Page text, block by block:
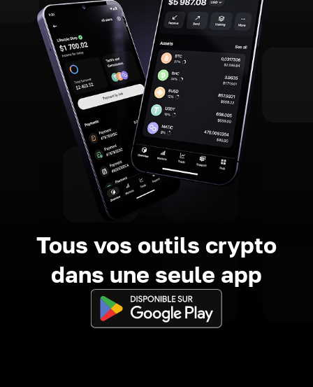
Tous vos outils crypto
dans une seule app